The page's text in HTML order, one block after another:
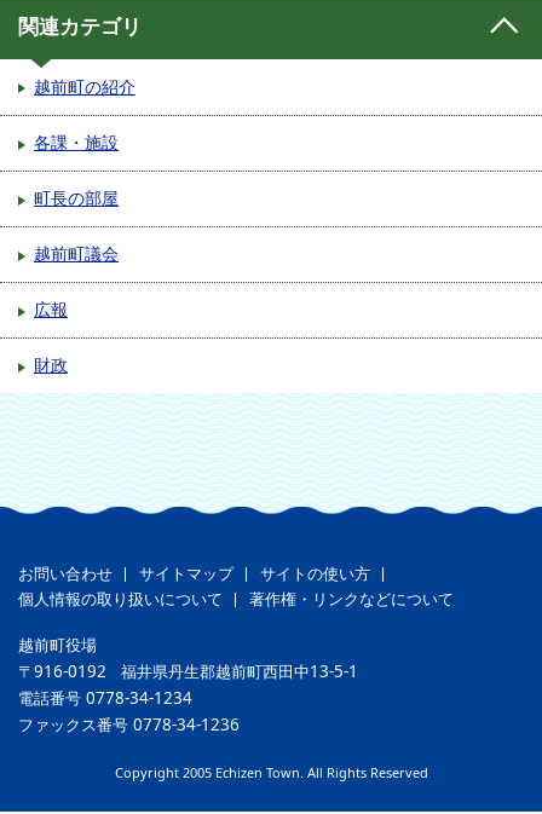
関連カテゴリ
越前町の紹介
各課・施設
町長の部屋
越前町議会
広報
財政
お問い合わせ サイトマップ
サイトの使い方
個人情報の取り扱いについて
著作権・リンクなどについて
越前町役場
〒916-0192
福井県丹生郡越前町西田中13-5-1
電話番号 0778-34-1234
ファックス番号 0778-34-1236
Copyright 2005 Echizen Town. All Rights Reserved